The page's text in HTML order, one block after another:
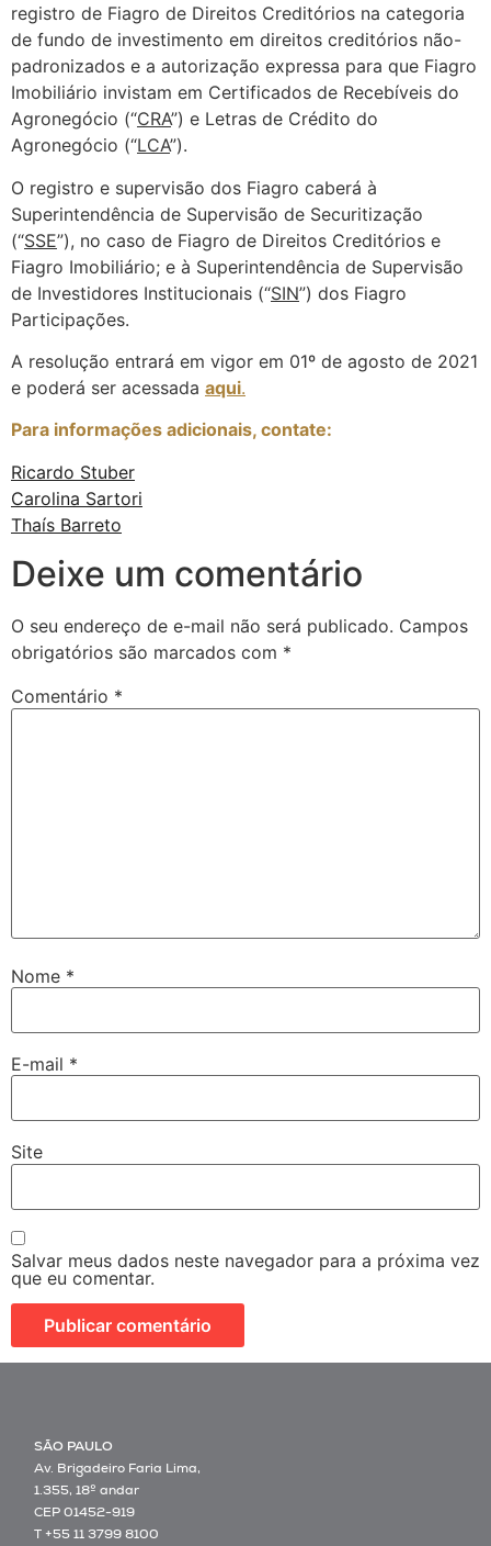
registro de Fiagro de Direitos Creditórios na categoria
de fundo de investimento em direitos creditórios não-
padronizados e a autorização expressa para que Fiagro
Imobiliário invistam em Certificados de Recebíveis do
Agronegócio (“CRA”) e Letras de Crédito do
Agronegócio (“LCA”).
O registro e supervisão dos Fiagro caberá à
Superintendência de Supervisão de Securitização
(“SSE”), no caso de Fiagro de Direitos Creditórios e
Fiagro Imobiliário; e à Superintendência de Supervisão
de Investidores Institucionais (“SIN”) dos Fiagro
Participações.
A resolução entrará em vigor em 01º de agosto de 2021
e poderá ser acessada aqui.
Para informações adicionais, contate:
Ricardo Stuber
Carolina Sartori
Thaís Barreto
Deixe um comentário
O seu endereço de e-mail não será publicado. Campos
obrigatórios são marcados com *
Comentário *
Nome *
E-mail *
Site
Salvar meus dados neste navegador para a próxima vez
que eu comentar.
SÃO PAULO
Av. Brigadeiro Faria Lima,
1.355, 18º andar
CEP 01452-919
T +55 11 3799 8100